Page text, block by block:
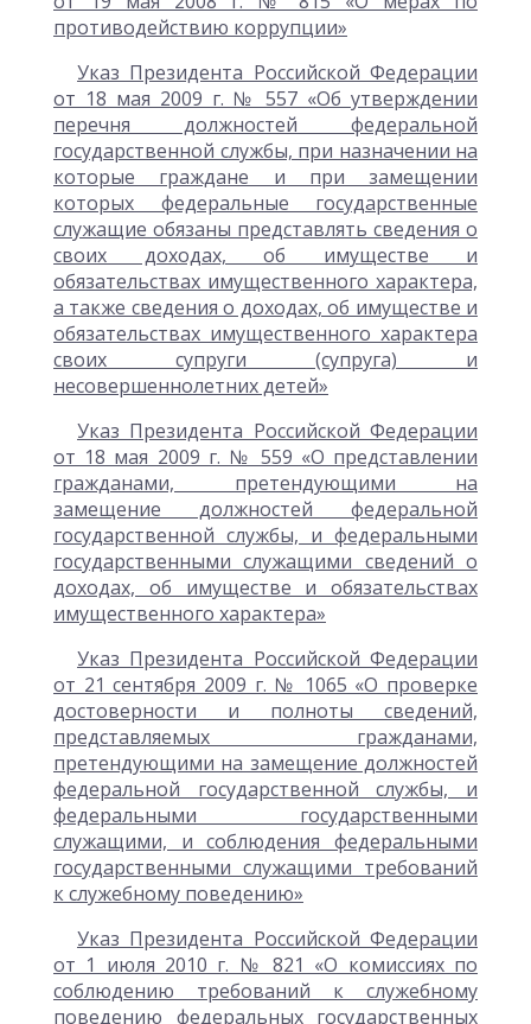
противодействию коррупции»
Указ Президента Российской Федерации
от 18 мая 2009 г. № 557 «Об утверждении
перечня должностей федеральной
государственной службы, при назначении на
которые граждане и при замещении
которых федеральные государственные
служащие обязаны представлять сведения о
своих доходах, об имуществе и
обязательствах имущественного характера,
а также сведения о доходах, об имуществе и
обязательствах имущественного характера
своих супруги (супруга) и
несовершеннолетних детей»
Указ Президента Российской Федерации
от 18 мая 2009 г. № 559 «О представлении
гражданами, претендующими на
замещение должностей федеральной
государственной службы, и федеральными
государственными служащими сведений о
доходах, об имуществе и обязательствах
имущественного характера»
Указ Президента Российской Федерации
от 21 сентября 2009 г. № 1065 «О проверке
достоверности и полноты сведений,
представляемых гражданами,
претендующими на замещение должностей
федеральной государственной службы, и
федеральными государственными
служащими, и соблюдения федеральными
государственными служащими требований
к служебному поведению»
Указ Президента Российской Федерации
от 1 июля 2010 г. № 821 «О комиссиях по
соблюдению требований к служебному
поведению федеральных государственных